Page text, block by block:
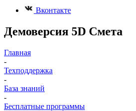
Вконтакте
Демоверсия 5D Смета
Главная
-
Техподдержка
-
База знаний
-
Бесплатные программы